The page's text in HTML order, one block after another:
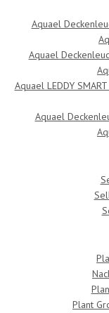
Aquael
Aquael
Aquael LEDDY
Aquael
Plant